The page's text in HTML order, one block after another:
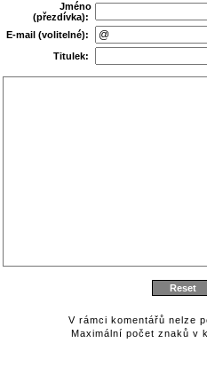
Jméno
(přezdívka):
E-mail (volitelné):
Titulek:
V rámci komentářů nelze
Maximální počet znaků v